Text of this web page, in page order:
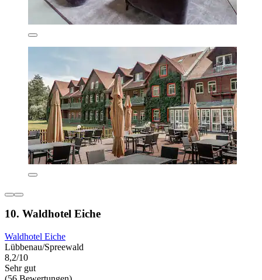
10. Waldhotel Eiche
Waldhotel Eiche
Lübbenau/Spreewald
8,2/10
Sehr gut